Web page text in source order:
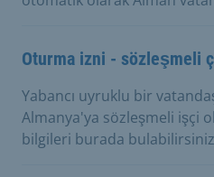
Oturma izni - sözleşmeli
Yabancı uyruklu bir
Almanya'ya sözleşmeli işçi
bilgileri burada